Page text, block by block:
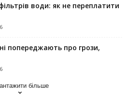
води: як не переплатити
попереджають про грози,
більше